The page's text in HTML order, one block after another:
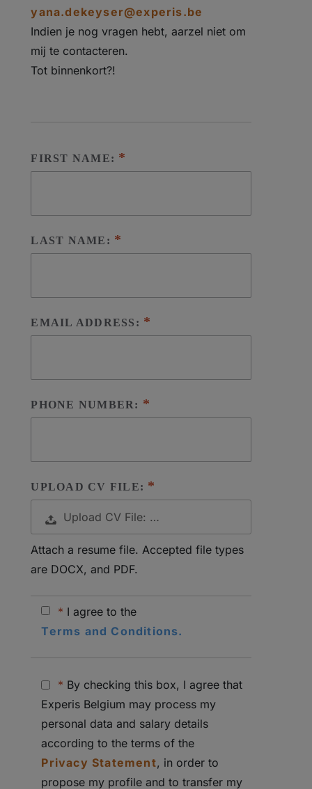
yana.dekeyser@experis.be
Indien je nog vragen hebt, aarzel niet om
mij te contacteren.
Tot binnenkort?!
FIRST NAME:
LAST NAME:
EMAIL ADDRESS:
PHONE NUMBER:
UPLOAD CV FILE:
Upload CV File: …
Attach a resume file. Accepted file types
are DOCX, and PDF.
* I agree to the
Terms and Conditions.
* By checking this box, I agree that
Experis Belgium may process my
personal data and salary details
according to the terms of the
Privacy Statement, in order to
propose my profile and to transfer my